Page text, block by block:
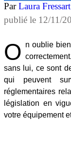
ParLaura Fressart
publié le 12/11/
O n oublie
sans lui, ce sont
qui peuvent
réglementaires
législation en
votre équipement